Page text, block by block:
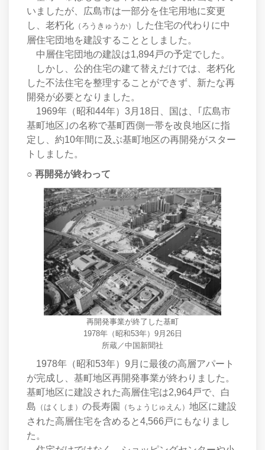
いましたが、広島市は一部分を住宅用地に変更
し、老朽化 （ろうきゅうか）
した住宅の代わりに中
層住宅団地を建設することとしました。
中層住宅団地の建設は1,894戸の予定でした。
しかし、公的住宅の建て替えだけでは、老朽化
した不法住宅を整理することができず、新たな再
開発が必要となりました。
1969年（昭和44年）3月18日、国は、｢広島市
基町地区｣の名称で基町西側一帯を改良地区に指
定し、約10年間に及ぶ基町地区の再開発がスター
トしました。
○ 再開発が終わって
再開発事業が終了した基町
1978年（昭和53年）9月26日
所蔵／中国新聞社
1978年（昭和53年）9月に最後の高層アパート
が完成し、基町地区再開発事業が終わりました。
基町地区に建設された高層住宅は2,964戸で、白
島 （はくしま） の長寿園 （ちょうじゅえん） 地区に建設
された高層住宅を含めると4,566戸にもなりまし
た。